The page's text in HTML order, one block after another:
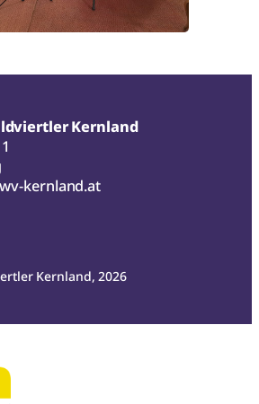
Kernland
kernland.at
Kernland, 2026